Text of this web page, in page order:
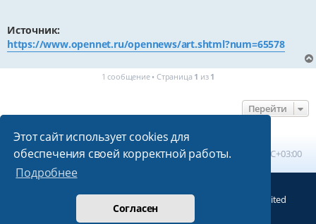
Этот сайт использует cookies для
обеспечения своей корректной работы.
Подробнее
Согласен
Источник:
https://www.opennet.ru/opennews/art.shtml?num=65578
1 сообщение • Страница 1 из 1
Перейти
Главная Список форумов Часовой пояс: UTC+03:00
Создано на основе
® Forum Software © phpBB Limited
Русская поддержка phpBB